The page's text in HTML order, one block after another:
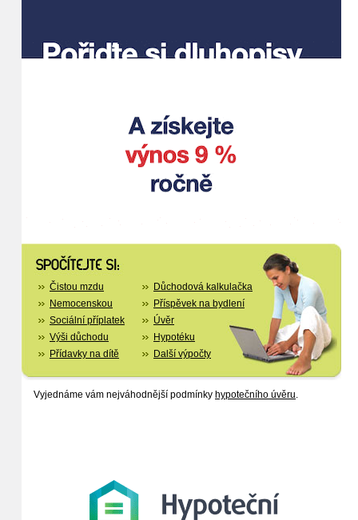
Čistou mzdu
Nemocenskou
Sociální příplatek
Výši důchodu
Přídavky na dítě
Důchodová kalkulačka
Příspěvek na bydlení
Úvěr
Hypotéku
Další výpočty
Vyjednáme vám nejváhodnější podmínky hypotečního úvěru.